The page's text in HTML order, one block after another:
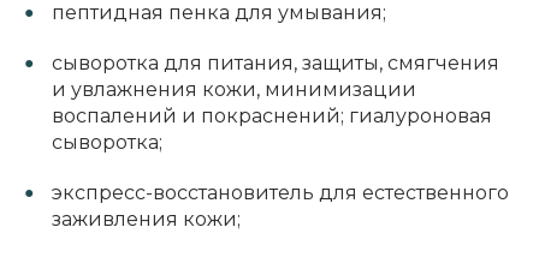
пептидная пенка для умывания;
сыворотка для питания, защиты, смягчения
и увлажнения кожи, минимизации
воспалений и покраснений; гиалуроновая
сыворотка;
экспресс-восстановитель для естественного
заживления кожи;